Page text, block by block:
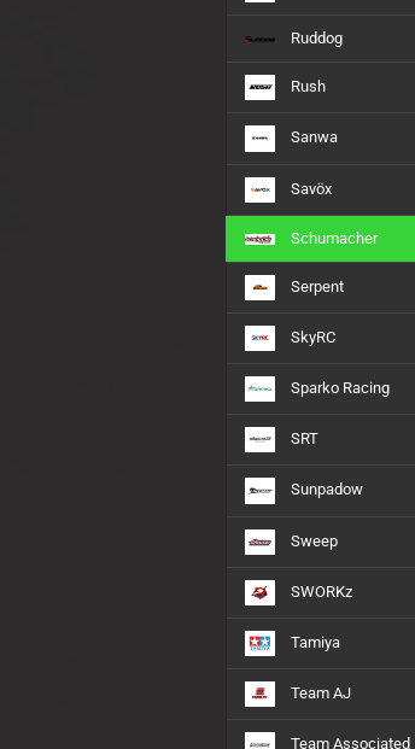
Ruddog
Rush
Sanwa
Savöx
Schumacher
Serpent
SkyRC
Sparko Racing
SRT
Sunpadow
Sweep
SWORKz
Tamiya
Team AJ
Team Associated